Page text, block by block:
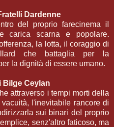
Dardenne
del proprio farecinema il
carica scarna e popolare.
la lotta, il coraggio di
che battaglia per la
la dignità di essere umano.
Bilge Ceylan
attraverso i tempi morti della
l'inevitabile rancore di
sui binari del proprio
senz'altro faticoso, ma